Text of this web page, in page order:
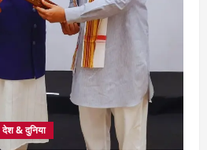
देश & दुनिया